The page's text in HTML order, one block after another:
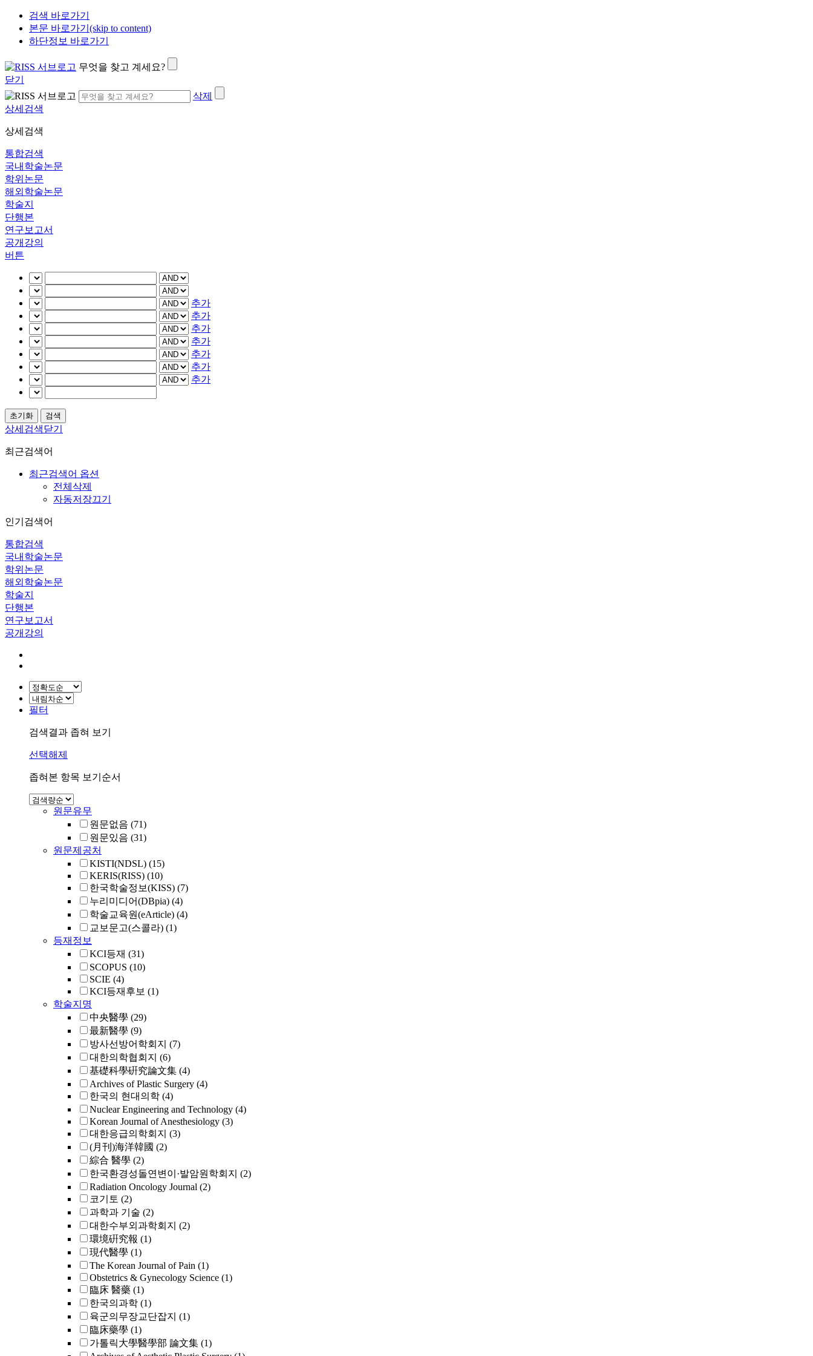
검색 바로가기
본문 바로가기(skip to content)
하단정보 바로가기
무엇을 찾고 계세요?
닫기
삭제
상세검색
상세검색
통합검색
국내학술논문
학위논문
해외학술논문
학술지
단행본
연구보고서
공개강의
버튼
추가
추가
추가
추가
추가
추가
추가
상세검색닫기
최근검색어
최근검색어 옵션
전체삭제
자동저장끄기
인기검색어
통합검색
국내학술논문
학위논문
해외학술논문
학술지
단행본
연구보고서
공개강의
필터
검색결과 좁혀 보기
선택해제
좁혀본 항목 보기순서
원문유무
원문없음 (71)
원문있음 (31)
원문제공처
KISTI(NDSL) (15)
KERIS(RISS) (10)
한국학술정보(KISS) (7)
누리미디어(DBpia) (4)
학술교육원(eArticle) (4)
교보문고(스콜라) (1)
등재정보
KCI등재 (31)
SCOPUS (10)
SCIE (4)
KCI등재후보 (1)
학술지명
中央醫學 (29)
最新醫學 (9)
방사선방어학회지 (7)
대한의학협회지 (6)
基礎科學硏究論文集 (4)
Archives of Plastic Surgery (4)
한국의 현대의학 (4)
Nuclear Engineering and Technology (4)
Korean Journal of Anesthesiology (3)
대한응급의학회지 (3)
(月刊)海洋韓國 (2)
綜合 醫學 (2)
한국환경성돌연변이·발암원학회지 (2)
Radiation Oncology Journal (2)
코기토 (2)
과학과 기술 (2)
대한수부외과학회지 (2)
環境硏究報 (1)
現代醫學 (1)
The Korean Journal of Pain (1)
Obstetrics & Gynecology Science (1)
臨床 醫藥 (1)
한국의과학 (1)
육군의무장교단잡지 (1)
臨床藥學 (1)
가톨릭大學醫學部 論文集 (1)